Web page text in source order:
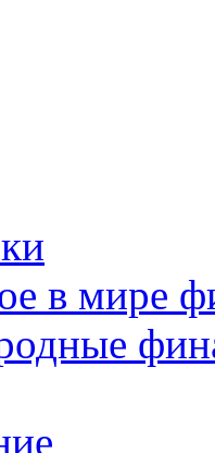
в мире